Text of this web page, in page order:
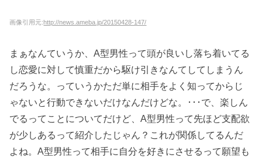
画像引用元: http://news.ameba.jp/20150428-147/
まぁなんていうか、A型男性って頭が良いし落ち着いてる
し恋愛に対して慎重だから駆け引きなんてしてしまうん
だろうな。っていうかただ単に相手をよく知ってからじ
ゃないと行動できないだけなんだけどな。･･･で、楽しん
でるってことについてだけど、A型男性って先ほど支配欲
が少しあるって紹介したじゃん？これが関係してるんだ
よね。A型男性って相手に自分を好きにさせるって願望も